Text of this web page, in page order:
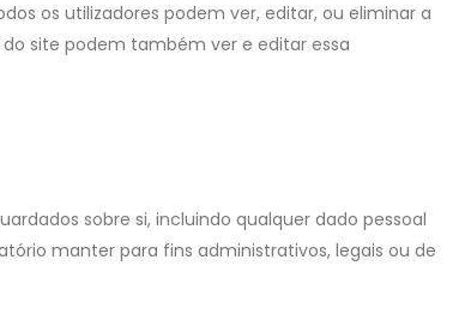
os utilizadores podem ver, editar, ou eliminar a
site podem também ver e editar essa
sobre si, incluindo qualquer dado pessoal
manter para fins administrativos, legais ou de